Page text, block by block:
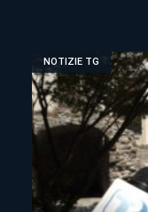
NOTIZIE TG